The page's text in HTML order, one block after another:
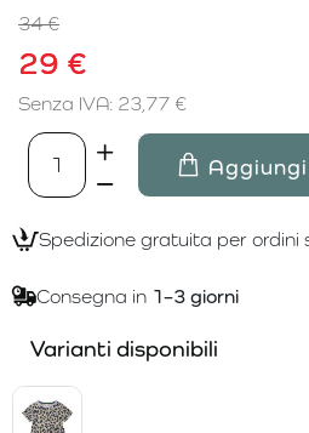
29 €
34 €
Senza IVA: 23,77 €
Spedizione gratuita per ordini
Consegna in 1–3 giorni
Varianti disponibili